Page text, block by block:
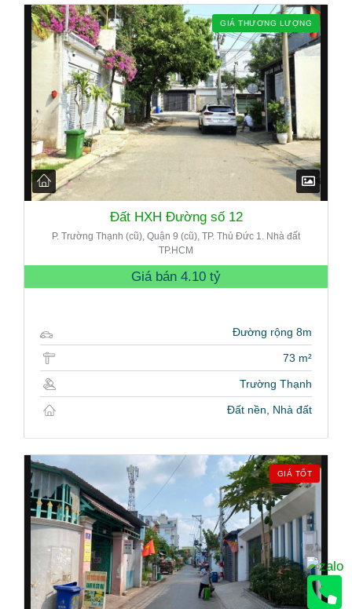
GIÁ THƯƠNG LƯỢNG
Đất HXH Đường số 12
P. Trường Thạnh (cũ), Quận 9 (cũ), TP. Thủ Đức 1. Nhà đất
TP.HCM
Giá bán 4.10 tỷ
Đường rộng 8m
73 m²
Trường Thạnh
Đất nền, Nhà đất
GIÁ TỐT